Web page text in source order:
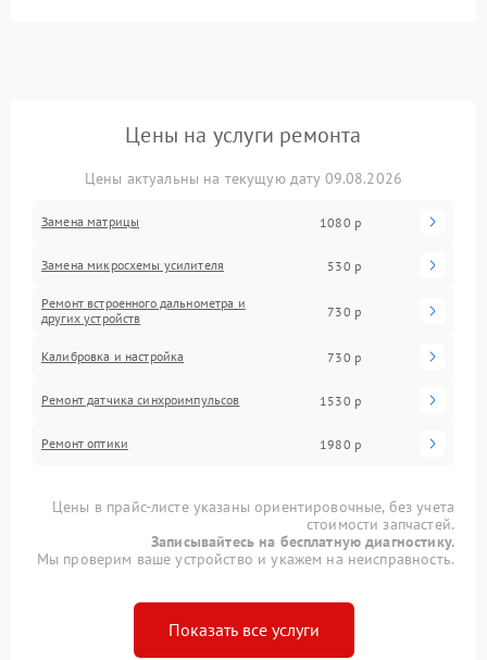
Цены на услуги ремонта
Цены актуальны на текущую дату 09.08.2026
Замена матрицы 1080 р
Замена микросхемы усилителя 530 р
Ремонт встроенного дальнометра и
других устройств
730 р
Калибровка и настройка 730 р
Ремонт датчика синхроимпульсов 1530 р
Ремонт оптики 1980 р
Цены в прайс-листе указаны ориентировочные, без учета
стоимости запчастей.
Записывайтесь на бесплатную диагностику.
Мы проверим ваше устройство и укажем на неисправность.
Показать все услуги